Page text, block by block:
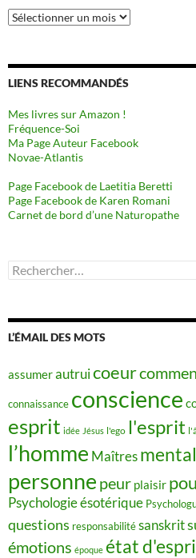
Archives
LIENS RECOMMANDÉS
Mes livres sur Amazon !
Fréquence-Soi
Ma Page Auteur Facebook
Novae-Atlantis
Page Facebook de Laetitia Beretti
Page Facebook de Karen Romani
Carnet de bord d’une Naturopathe
Rechercher :
L’ÉMAIL DES MOTS
assumerautruicoeur
connaissance conscience
esprit idée Jésus l'ego l'esprit
l’homme Maîtres mental
personne peur plaisir
Psychologie ésotérique
questions responsabilitésanskrit
émotions époque état